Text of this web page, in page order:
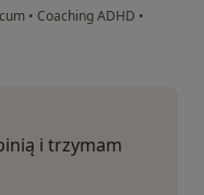
• Coaching ADHD •
i trzymam